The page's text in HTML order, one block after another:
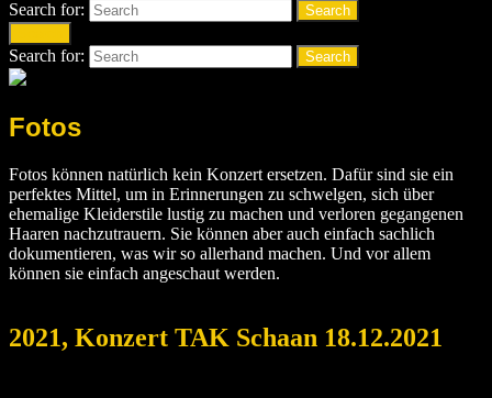
Search for:
Search
Search for: Search
Fotos
Fotos können natürlich kein Konzert ersetzen. Dafür sind sie ein
perfektes Mittel, um in Erinnerungen zu schwelgen, sich über
ehemalige Kleiderstile lustig zu machen und verloren gegangenen
Haaren nachzutrauern. Sie können aber auch einfach sachlich
dokumentieren, was wir so allerhand machen. Und vor allem
können sie einfach angeschaut werden.
2021, Konzert TAK Schaan 18.12.2021